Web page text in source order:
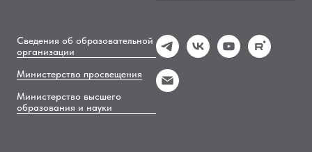
Сведения об образовательной
организации
Министерство просвещения
Министерство высшего
образования и науки